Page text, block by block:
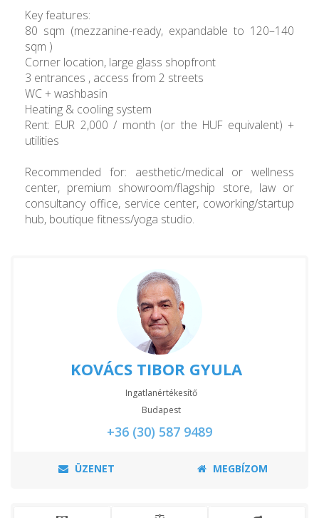
Key features:
80 sqm (mezzanine-ready, expandable to 120–140
sqm )
Corner location, large glass shopfront
3 entrances , access from 2 streets
WC + washbasin
Heating & cooling system
Rent: EUR 2,000 / month (or the HUF equivalent) +
utilities
Recommended for: aesthetic/medical or wellness
center, premium showroom/flagship store, law or
consultancy office, service center, coworking/startup
hub, boutique fitness/yoga studio.
KOVÁCS TIBOR GYULA
Ingatlanértékesítő
Budapest
+36 (30) 587 9489
ÜZENET MEGBÍZOM